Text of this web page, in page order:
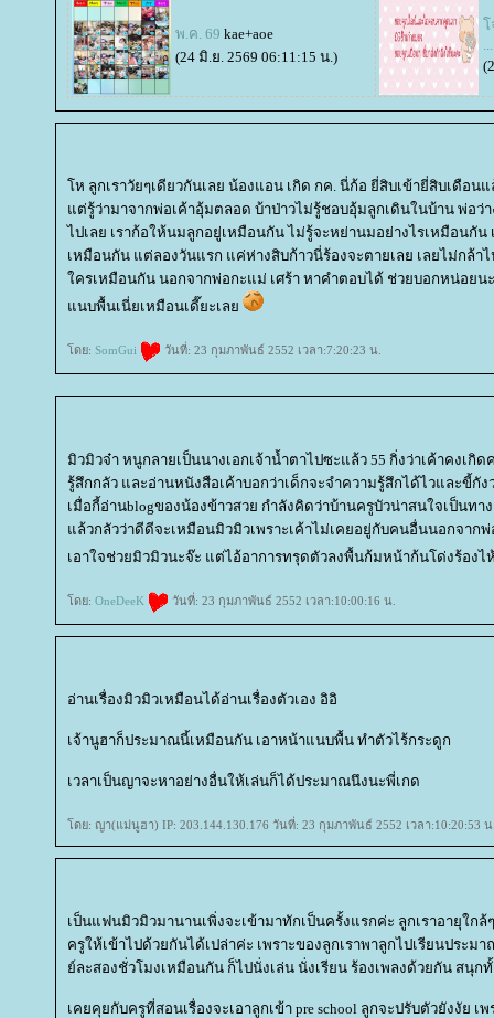
พ.ค. 69 kae+aoe
(24 มิ.ย. 2569 06:11:15 น.)
ห ลูกเราวัยๆเดียวกันเลย น้องแอน เกิด กค. นี่ก้อ ยี่สิบเข้ายี่สิบเดือน
ต่รู้ว่ามาจากพ่อเค้าอุ้มตลอด บ้าป่าวไม่รู้ชอบอุ้มลูกเดินในบ้าน พ่อว่
ไปเลย เราก้อให้นมลูกอยู่เหมือนกัน ไม่รู้จะหย่านมอย่างไรเหมือนกัน
เหมือนกัน แต่ลองวันแรก แค่ห่างสิบก้าวนี่ร้องจะตายเลย เลยไม่กล้า
ครเหมือนกัน นอกจากพ่อกะแม่ เศร้า หาคำตอบได้ ช่วยบอกหน่อยนะ
นบพื้นเนี่ยเหมือนเดี๊ยะเล
ดย: SomGui วันที่: 23 กุมภาพันธ์ 2552 เวลา:7:20:23 น.
มิวมิวจ๋า หนูกลายเป็นนางเอกเจ้าน้ำตาไปซะแล้ว 55 กิ่งว่าเค้าคงเกิ
รู้สึกกลัว และอ่านหนังสือเค้าบอกว่าเด็กจะจำความรู้สึกได้ไวและขี้กั
เมื่อกี้อ่านblogของน้องข้าวสวย กำลังคิดว่าบ้านครูบัวน่าสนใจเป็นท
ล้วกลัวว่าดีดีจะเหมือนมิวมิวเพราะเค้าไม่เคยอยู่กับคนอื่นนอกจากพ่
เอาใจช่วยมิวมิวนะจ๊ะ แต่ไอ้อาการทรุดตัวลงพื้นก้มหน้าก้นโด่งร้องไ
ดย: OneDeeK วันที่: 23 กุมภาพันธ์ 2552 เวลา:10:00:16 น.
อ่านเรื่องมิวมิวเหมือนได้อ่านเรื่องตัวเอง อิอิ
เจ้านูฮาก็ประมาณนี้เหมือนกัน เอาหน้าแนบพื้น ทำตัวไร้กระดูก
เวลาเป็นญาจะหาอย่างอื่นให้เล่นก็ได้ประมาณนึงนะพี่เกด
ดย: ญา(แม่นูฮา) IP: 203.144.130.176 วันที่: 23 กุมภาพันธ์ 2552 เวลา:10:20:53
เป็นแฟนมิวมิวมานานเพิ่งจะเข้ามาทักเป็นครั้งแรกค่ะ ลูกเราอายุใกล้
ครูให้เข้าไปด้วยกันได้เปล่าค่ะ เพราะของลูกเราพาลูกไปเรียนประมา
ละสองชั่วโมงเหมือนกัน ก็ไปนั่งเล่น นั่งเรียน ร้องเพลงด้วยกัน สนุก
เคยคุยกับครูที่สอนเรื่องจะเอาลูกเข้า pre school ลูกจะปรับตัวยังงัย